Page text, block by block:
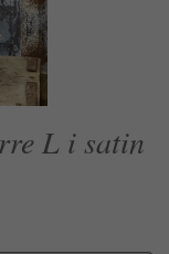
L i satin